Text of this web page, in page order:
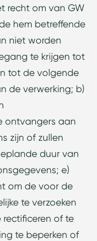
recht om van GW
hem betreffende
niet worden
te krijgen tot
tot de volgende
de verwerking; b)
ontvangers aan
zijn of zullen
duur van
e)
om de voor de
te verzoeken
of te
te beperken of